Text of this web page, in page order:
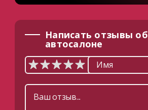
Написать отзывы об
автосалоне